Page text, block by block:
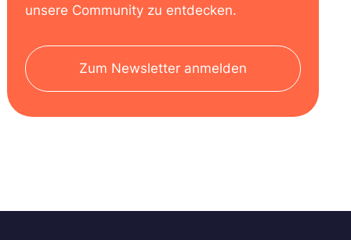
unsere Community zu entdecken.
Zum Newsletter anmelden